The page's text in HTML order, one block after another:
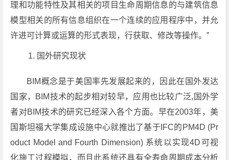
理和功能特性及其相关的项目生命周期信息的与建筑信息
模型相关的所有信息组织在一个连续的应用程序中，并允
许进可计算或运算的形式表现，行获取、修改等操作。”
国外研究现状
BIM概念是于美国率先发展起来的，因此在国外发达
国家，BIM技术的起步相对较早，应用也比较广泛,国外学
者对BIM技术的研究已经深入各个方面。早在2003年，美
国斯坦福大学集成设施中心就推出了基于IFC的PM4D (Pr
oduct Model and Fourth Dimension) 系统以实现4D可视
化施工过程模拟，而且此系统还具有全寿命周期成本分析